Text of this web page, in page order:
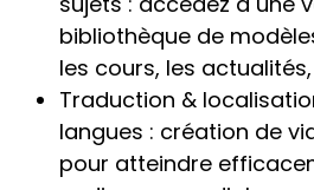
bibliothèque de
les cours, les
Traduction &
langues : création de
pour atteindre